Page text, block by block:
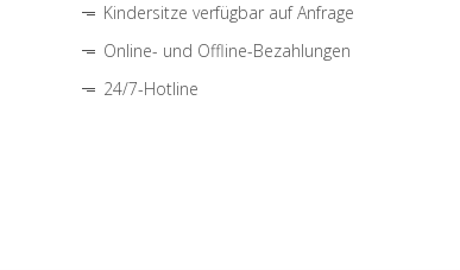
Kindersitze verfügbar auf Anfrage
Online- und Offline-Bezahlungen
24/7-Hotline